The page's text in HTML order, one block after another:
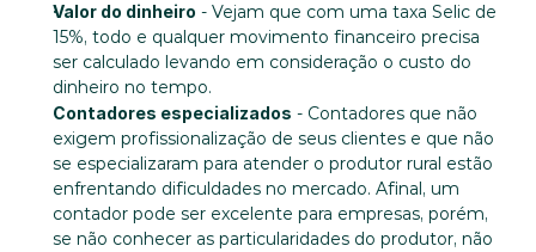
Valor do dinheiro - Vejam que com uma taxa Selic de
15%, todo e qualquer movimento financeiro precisa
ser calculado levando em consideração o custo do
dinheiro no tempo.
Contadores especializados - Contadores que não
exigem profissionalização de seus clientes e que não
se especializaram para atender o produtor rural estão
enfrentando dificuldades no mercado. Afinal, um
contador pode ser excelente para empresas, porém,
se não conhecer as particularidades do produtor, não